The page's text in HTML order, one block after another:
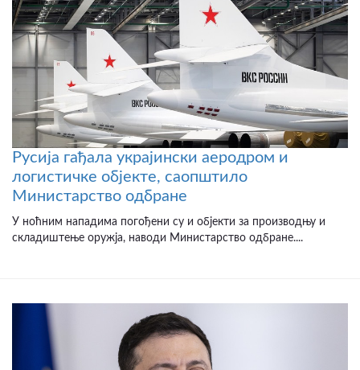
Русија гађала украјински аеродром и
логистичке објекте, саопштило
Министарство одбране
У ноћним нападима погођени су и објекти за производњу и
складиштење оружја, наводи Министарство одбране....